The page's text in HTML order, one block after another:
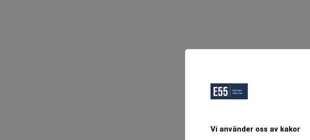
Vi använder oss av kakor